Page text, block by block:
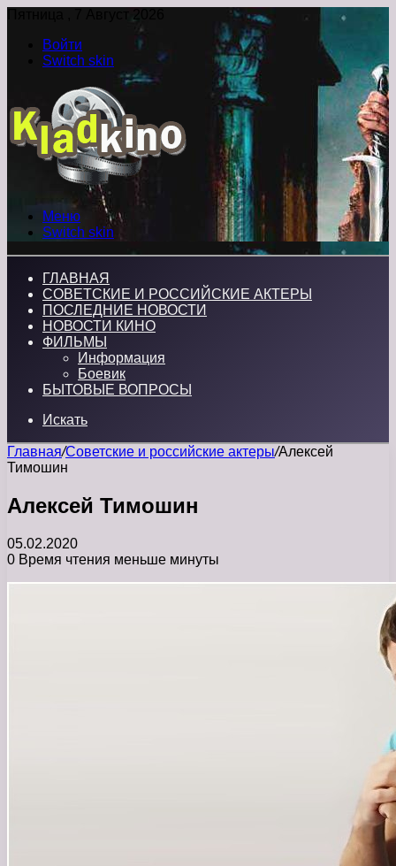
Пятница , 7 Август 2026
Войти
Switch skin
Меню
Switch skin
ГЛАВНАЯ
СОВЕТСКИЕ И РОССИЙСКИЕ АКТЕРЫ
ПОСЛЕДНИЕ НОВОСТИ
НОВОСТИ КИНО
ФИЛЬМЫ
Информация
Боевик
БЫТОВЫЕ ВОПРОСЫ
Искать
Главная/Советские и российские актеры/Алексей
Тимошин
Алексей Тимошин
05.02.2020
0 Время чтения меньше минуты